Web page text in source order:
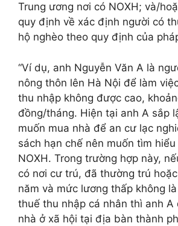
Trung ương nơi có NOXH; và/
quy định về xác định người có
hộ nghèo theo quy định của
“Ví dụ, anh Nguyễn Văn A là
nông thôn lên Hà Nội để làm
thu nhập không được cao,
đồng/tháng. Hiện tại anh A sắp
muốn mua nhà để an cư lạc
sách hạn chế nên muốn tìm
NOXH. Trong trường hợp này,
có nơi cư trú, đã thường trú
năm và mức lương thấp không
thuế thu nhập cá nhân thì anh A
nhà ở xã hội tại địa bàn thành